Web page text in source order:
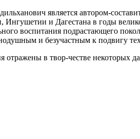
является автором-
Ингушетии и Дагестана в годы
воспитания подрастающего
и безучастным к подвигу
в твор-честве некоторых